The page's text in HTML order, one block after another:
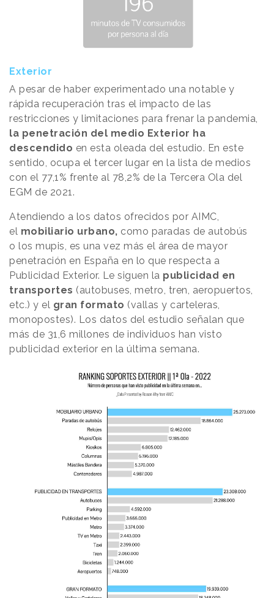
Exterior
A pesar de haber experimentado una notable y
rápida recuperación tras el impacto de las
restricciones y limitaciones para frenar la pandemia,
la penetración del medio Exterior ha
descendido en esta oleada del estudio. En este
sentido, ocupa el tercer lugar en la lista de medios
con el 77,1% frente al 78,2% de la Tercera Ola del
EGM de 2021.
Atendiendo a los datos ofrecidos por AIMC,
el mobiliario urbano, como paradas de autobús
o los mupis, es una vez más el área de mayor
penetración en España en lo que respecta a
Publicidad Exterior. Le siguen la publicidad en
transportes (autobuses, metro, tren, aeropuertos,
etc.) y el gran formato (vallas y carteleras,
monopostes). Los datos del estudio señalan que
más de 31,6 millones de individuos han visto
publicidad exterior en la última semana.